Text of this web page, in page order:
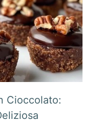
Cioccolato: